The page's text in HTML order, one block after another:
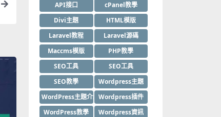
API接口
cPanel教學
Divi主題
HTML模版
Laravel教程
Laravel源碼
Maccms模版
PHP教學
SEO工具
SEO工具
SEO教學
Wordpress主題
WordPress主題介紹Wordpress插件
WordPress教學
Wordpress資訊